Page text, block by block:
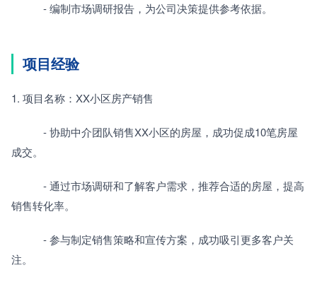
- 编制市场调研报告，为公司决策提供参考依据。
项目经验
1. 项目名称：XX小区房产销售
- 协助中介团队销售XX小区的房屋，成功促成10笔房屋
成交。
- 通过市场调研和了解客户需求，推荐合适的房屋，提高
销售转化率。
- 参与制定销售策略和宣传方案，成功吸引更多客户关
注。